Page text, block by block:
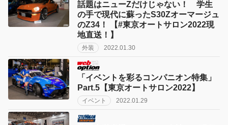
話題はニューZだけじゃない！ 学生
の手で現代に蘇ったS30Zオーマージュ
のZ34！ 【#東京オートサロン2022現
地直送！】
外装 2022.01.30
「イベントを彩るコンパニオン特集」
Part.5【東京オートサロン2022】
イベント 2022.01.29